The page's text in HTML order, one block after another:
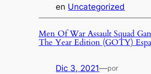
en Uncategorized
Men Of War Assault Squad
The Year Edition (GOTY)
Dic 3, 2021—por